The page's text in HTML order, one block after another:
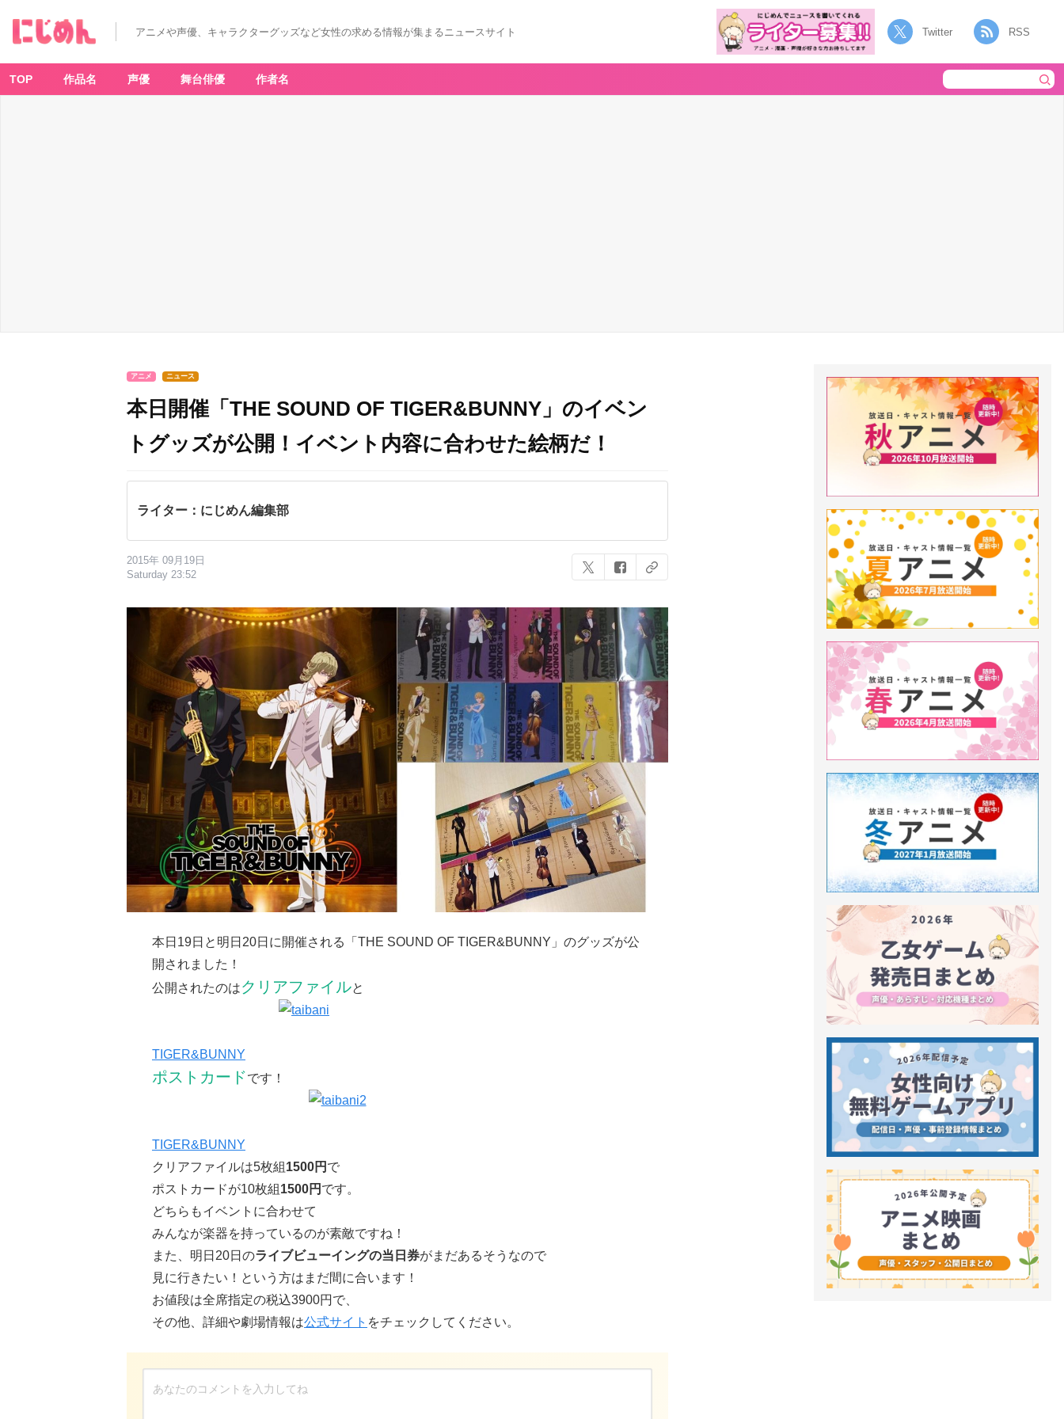
アニメや声優、キャラクターグッズなど女性の求める情報が集まるニュースサイト Twitter RSS
TOP 作品名 声優 舞台俳優 作者名
アニメ ニュース
本日開催「THE SOUND OF TIGER&BUNNY」のイベン
トグッズが公開！イベント内容に合わせた絵柄だ！
ライター：にじめん編集部
2015年 09月19日
Saturday 23:52
本日19日と明日20日に開催される「THE SOUND OF TIGER&BUNNY」のグッズが公
開されました！
公開されたのはクリアファイルと
TIGER&BUNNY
ポストカードです！
TIGER&BUNNY
クリアファイルは5枚組 1500円 で
ポストカードが10枚組 1500円 です。
どちらもイベントに合わせて
みんなが楽器を持っているのが素敵ですね！
また、明日20日のライブビューイングの当日券がまだあるそうなので
見に行きたい！という方はまだ間に合います！
お値段は全席指定の税込3900円で、
その他、詳細や劇場情報は公式サイト をチェックしてください。